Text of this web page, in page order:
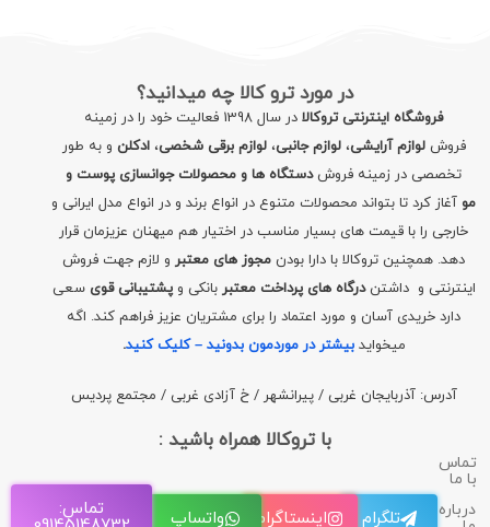
در مورد ترو کالا چه میدانید؟
فروشگاه اینترنتی تروکالا
در سال 1398 فعالیت خود را در زمینه
فروشلوازم آرایشی،لوازم جانبی،لوازم برقی شخصی،ادکلن و به طور
تخصصی در زمینه فروشدستگاه ها و محصولات جوانسازی پوست و
مو آغاز کرد تا بتواند محصولات متنوع در انواع برند و در انواع مدل ایرانی و
خارجی را با قیمت های بسیار مناسب در اختیار هم میهنان عزیزمان قرار
دهد. همچنین تروکالا با دارا بودن مجوز های معتبرو لازم جهت فروش
اینترنتی و داشتندرگاه های پرداخت معتبر بانکی وپشتیبانی قوی سعی
دارد خریدی آسان و مورد اعتماد را برای مشتریان عزیز فراهم کند. اگه
میخوایدبیشتر در موردمون بدونید – کلیک کنید.
آدرس: آذربایجان غربی / پیرانشهر / خ آزادی غربی / مجتمع پردیس
با تروکالا همراه باشید :
تماس
با ما
درباره
تلگرام اینستاگرام واتساپ تماس: